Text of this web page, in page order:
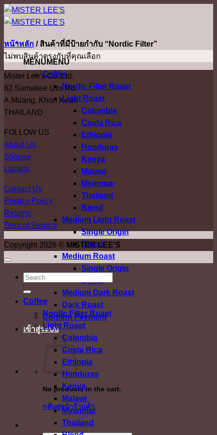
ข้าม
ไป
เนื้อหา
MENUMENU
Coffee
Nordic Filter Roast
Light Roast
Colombia
Costa Rica
Ethiopia
Honduras
Kenya
Malawi
Myanmar
Thailand
Blend
Medium Light Roast
Single Origin
Blend
Medium Roast
Single Origin
Blend
Medium Dark Roast
Dark Roast
Confirm Payment
เข้าสู่ระบบ
No products in the cart.
กลับสู่หน้าร้านค้า
หน้าหลัก /สินค้าที่มีป้ายกำกับ “Nordic Filter”
ไม่พบสินค้าตรงกับที่คุณเลือก
Mister Lee's Co.,Ltd.
82 Samakee Utis Rd.
A.Muang, Khon Kean
THAILAND
FOLLOW US
About Us
Shopee
Lazada
Contact Us
Privacy Policy
Returns
Term of Service
Copyright 2026 © MISTER LEE'S
ค้นหา:
Coffee
Nordic Filter Roast
Light Roast
Colombia
Costa Rica
Ethiopia
Honduras
Kenya
Malawi
Myanmar
Thailand